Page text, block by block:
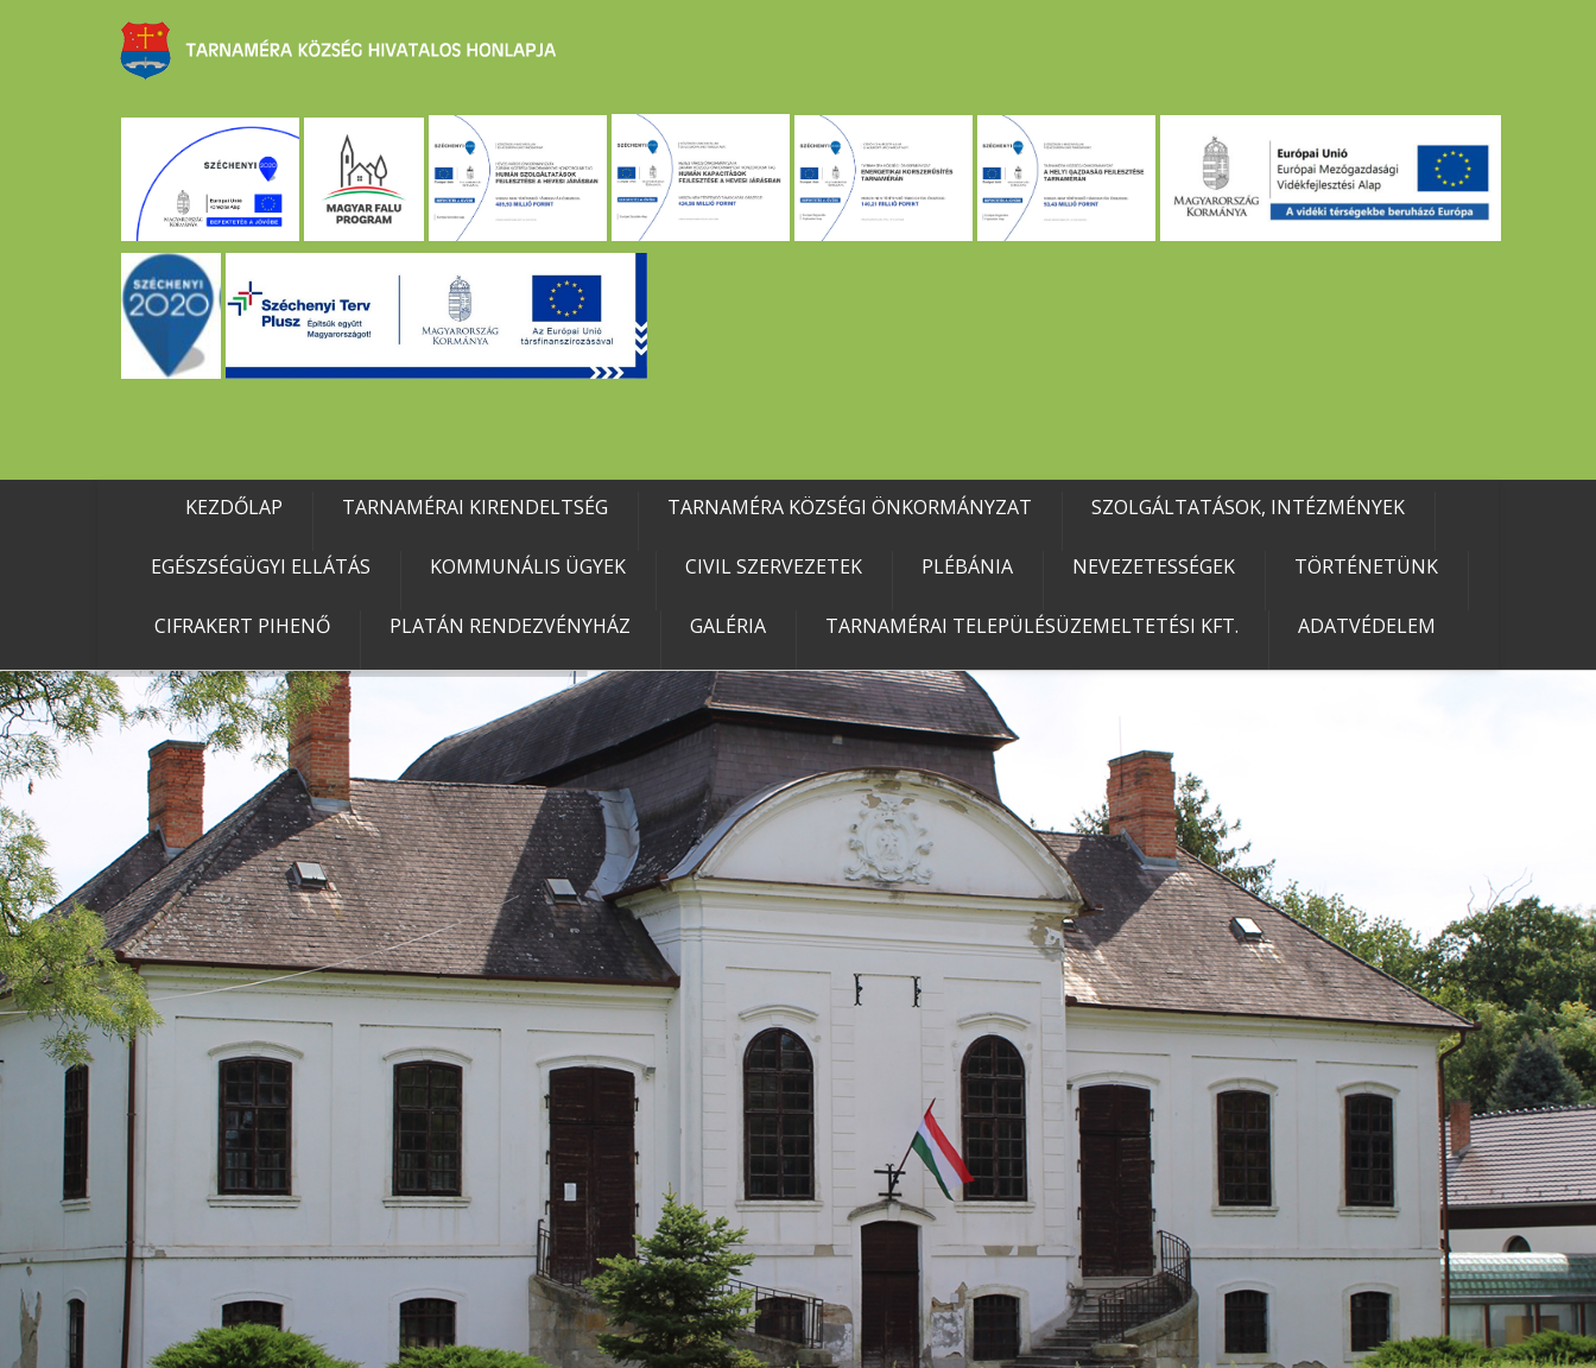
KEZDŐLAP TARNAMÉRAI KIRENDELTSÉG TARNAMÉRA KÖZSÉGI ÖNKORMÁNYZAT SZOLGÁLTATÁSOK, INTÉZMÉNYEK
EGÉSZSÉGÜGYI ELLÁTÁS KOMMUNÁLIS ÜGYEK CIVIL SZERVEZETEK PLÉBÁNIA NEVEZETESSÉGEK TÖRTÉNETÜNK
CIFRAKERT PIHENŐ PLATÁN RENDEZVÉNYHÁZ GALÉRIA TARNAMÉRAI TELEPÜLÉSÜZEMELTETÉSI KFT. ADATVÉDELEM